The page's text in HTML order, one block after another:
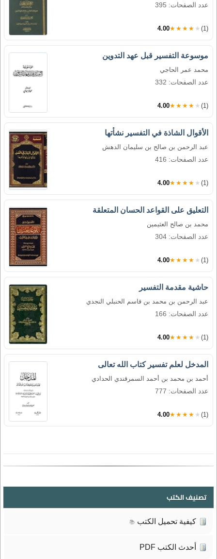
عدد الصفحات: 395
4.00★★★★★ (1)
موسوعة التفسير قبل عهد التدوين
محمد عمر الحاجي
عدد الصفحات: 332
4.00★★★★★ (1)
الأقوال الشاذة في التفسير نشأتها
عبد الرحمن بن صالح بن سليمان الدهش
عدد الصفحات: 416
4.00★★★★★ (1)
التعليق على القواعد الحسان المتعلقة
محمد بن صالح العثيمين
عدد الصفحات: 304
4.00★★★★★ (1)
حاشية مقدمة التفسير
عبد الرحمن بن محمد بن قاسم الحنبلي النجدي
عدد الصفحات: 166
4.00★★★★★ (1)
المدخل لعلم تفسير كتاب الله تعالى
أحمد بن محمد بن أحمد السمرقندي الحدادي
عدد الصفحات: 777
4.00★★★★★ (1)
تصنيف الكتب
كيفية تحميل الكتب 📚
أحدث الكتب PDF